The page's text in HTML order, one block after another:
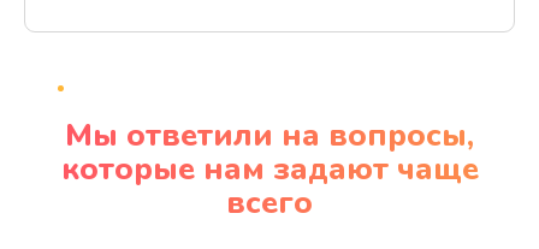
Заказать
Профилактическая чистка
Мы ответили на вопросы,
которые нам задают чаще
всего